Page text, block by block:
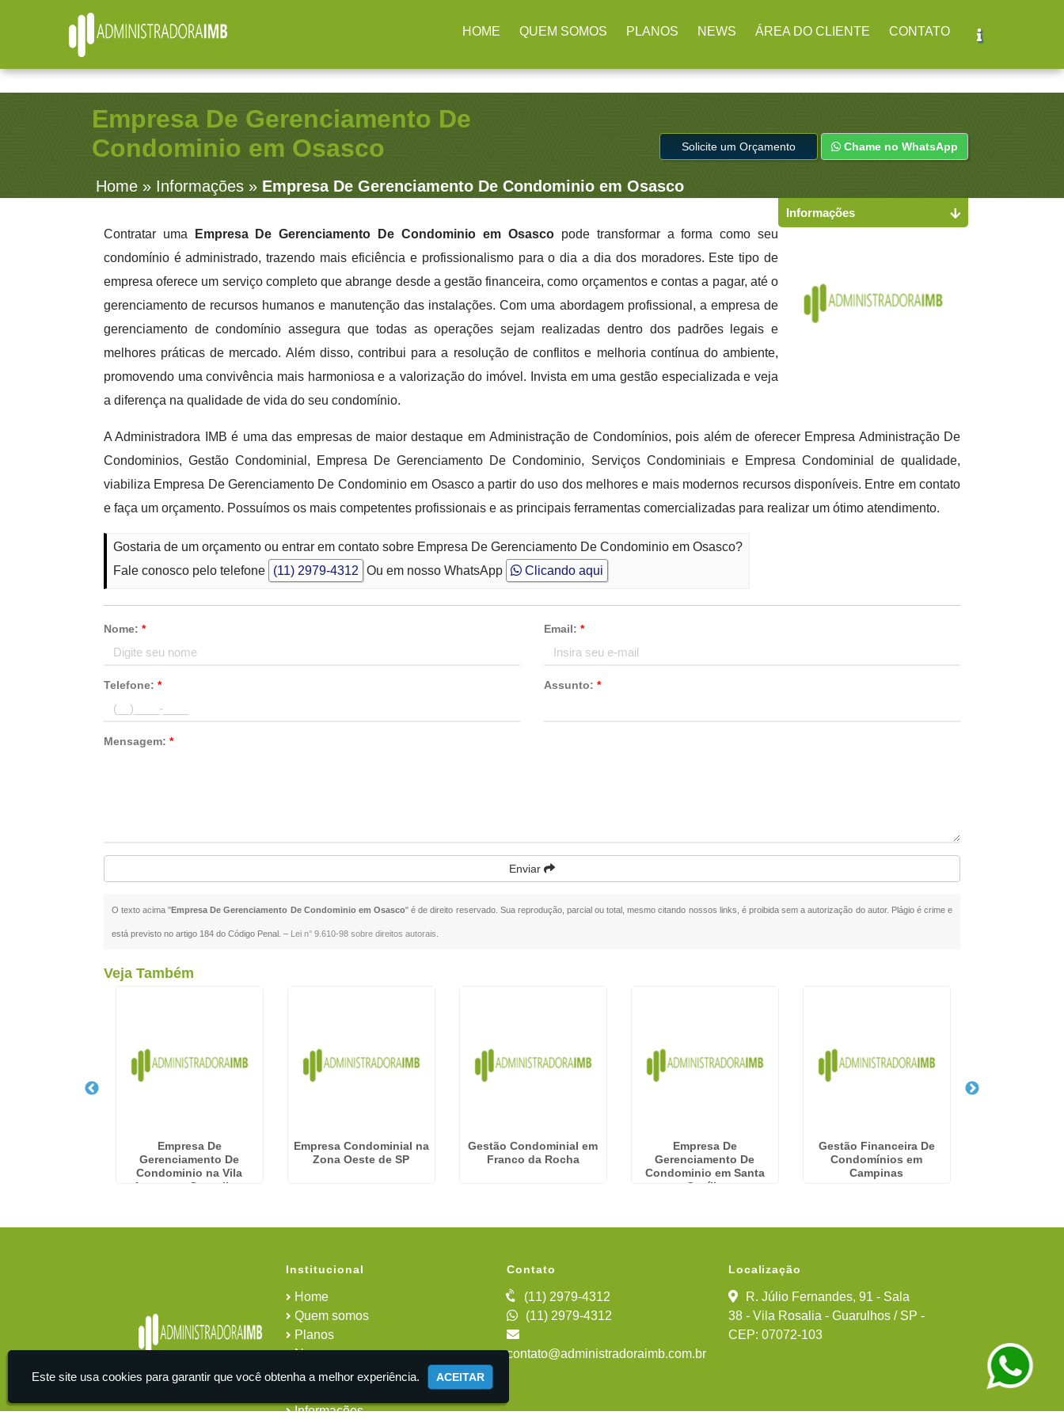
R. Júlio Fernandes, 91 - Sala 38 - Vila Rosalia - Guarulhos / SP
Empresa De Gerenciamento De
Condominio em Osasco
Home» Informações » Empresa De Gerenciamento De Condominio em Osasco
Solicite um Orçamento Chame no WhatsApp
Contratar uma Empresa De Gerenciamento De Condominio em Osascopode transformar a forma como seu
condomínio é administrado, trazendo mais eficiência e profissionalismo para o dia a dia dos moradores. Este tipo de
empresa oferece um serviço completo que abrange desde a gestão financeira, como orçamentos e contas a pagar, até o
gerenciamento de recursos humanos e manutenção das instalações. Com uma abordagem profissional, a empresa de
gerenciamento de condomínio assegura que todas as operações sejam realizadas dentro dos padrões legais e
melhores práticas de mercado. Além disso, contribui para a resolução de conflitos e melhoria contínua do ambiente,
promovendo uma convivência mais harmoniosa e a valorização do imóvel. Invista em uma gestão especializada e veja
a diferença na qualidade de vida do seu condomínio.
A Administradora IMB é uma das empresas de maior destaque em Administração de Condomínios, pois além de oferecer Empresa Administração De
Condominios, Gestão Condominial, Empresa De Gerenciamento De Condominio, Serviços Condominiais e Empresa Condominial de qualidade,
viabiliza Empresa De Gerenciamento De Condominio em Osasco a partir do uso dos melhores e mais modernos recursos disponíveis. Entre em contato
e faça um orçamento. Possuímos os mais competentes profissionais e as principais ferramentas comercializadas para realizar um ótimo atendimento.
Gostaria de um orçamento ou entrar em contato sobre Empresa De Gerenciamento De Condominio em Osasco?
Fale conosco pelo telefone
(11) 2979-4312 Ou em nosso WhatsApp Clicando aqui
Nome: * Email: *
Telefone: * Assunto: *
Mensagem: *
Enviar
O texto acima "Empresa De Gerenciamento De Condominio em Osasco" é de direito reservado. Sua reprodução, parcial ou total, mesmo citando nossos links, é proibida sem a autorização do autor. Plágio é crime e
está previsto no artigo 184 do Código Penal. – Lei n° 9.610-98 sobre direitos autorais
Informações
Veja Também
Empresa De
Gerenciamento De
Condominio na Vila
Augusta - Guarulhos
Empresa Condominial na
Zona Oeste de SP
Gestão Condominial em
Franco da Rocha
Empresa De
Gerenciamento De
Condominio em Santa
Cecília
Gestão Financeira De
Condomínios em
Campinas
Institucional
Home
Quem somos
Planos
News
Área do cliente
Informações
Contato
(11) 2979-4312
(11) 2979-4312
contato@administradoraimb.com.br
Localização
R. Júlio Fernandes, 91 - Sala
38 - Vila Rosalia - Guarulhos / SP -
CEP: 07072-103
Este site usa cookies para garantir que você obtenha a melhor experiência. ACEITAR